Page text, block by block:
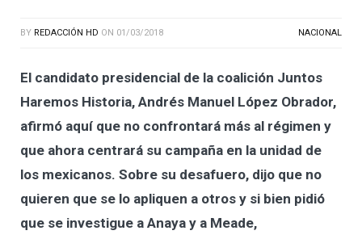
BY REDACCIÓN HD ON 01/03/2018 NACIONAL
El candidato presidencial de la coalición Juntos
Haremos Historia, Andrés Manuel López Obrador,
afirmó aquí que no confrontará más al régimen y
que ahora centrará su campaña en la unidad de
los mexicanos. Sobre su desafuero, dijo que no
quieren que se lo apliquen a otros y si bien pidió
que se investigue a Anaya y a Meade,